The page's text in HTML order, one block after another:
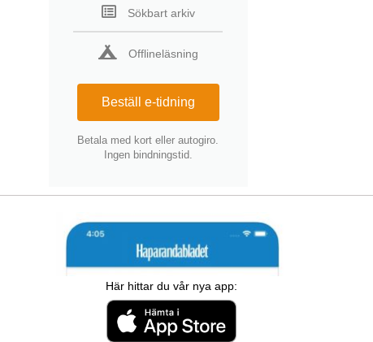
Sökbart arkiv
Offlineläsning
Beställ e-tidning
Betala med kort eller autogiro.
Ingen bindningstid.
Här hittar du vår nya app: